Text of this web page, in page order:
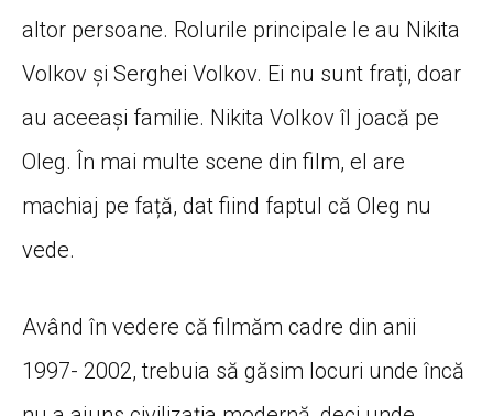
altor persoane. Rolurile principale le au Nikita
Volkov și Serghei Volkov. Ei nu sunt frați, doar
au aceeași familie. Nikita Volkov îl joacă pe
Oleg. În mai multe scene din film, el are
machiaj pe față, dat fiind faptul că Oleg nu
vede.
Având în vedere că filmăm cadre din anii
1997- 2002, trebuia să găsim locuri unde încă